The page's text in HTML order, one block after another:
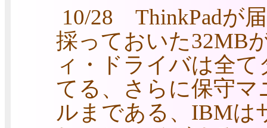
10/28 ThinkPadが
採っておいた32MB
ィ・ドライバは全
てる、さらに保守
ルまである、IBMは